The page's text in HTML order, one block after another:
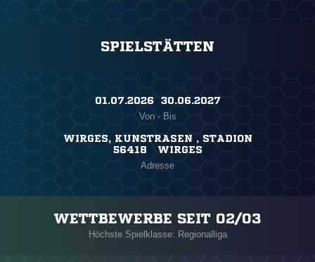
SPIELSTÄTTEN
01.07.2026 ​ 30.06.2027
Von - Bis
WIRGES, KUNSTRASEN , STADION
56418 WIRGES
Adresse
WETTBEWERBE SEIT 02/03
Höchste Spielklasse: Regionalliga